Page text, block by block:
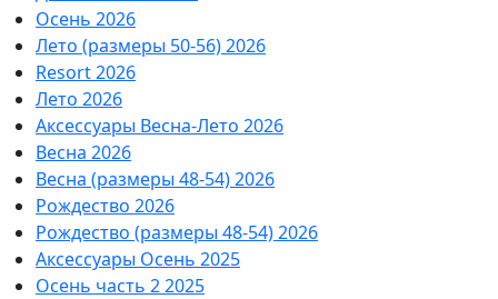
Осень 2026
Лето (размеры 50-56) 2026
Resort 2026
Лето 2026
Аксессуары Весна-Лето 2026
Весна 2026
Весна (размеры 48-54) 2026
Рождество 2026
Рождество (размеры 48-54) 2026
Аксессуары Осень 2025
Осень часть 2 2025